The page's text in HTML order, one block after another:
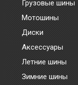
Грузовые шины
Мотошины
Диски
Аксессуары
Летние шины
Зимние шины